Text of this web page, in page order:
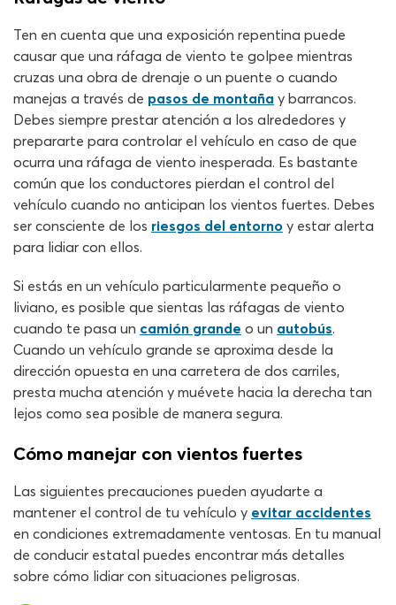
Ten en cuenta que una exposición repentina puede
causar que una ráfaga de viento te golpee mientras
cruzas una obra de drenaje o un puente o cuando
manejas a través de pasos de montaña y barrancos.
Debes siempre prestar atención a los alrededores y
prepararte para controlar el vehículo en caso de que
ocurra una ráfaga de viento inesperada. Es bastante
común que los conductores pierdan el control del
vehículo cuando no anticipan los vientos fuertes. Debes
ser consciente de los riesgos del entorno y estar alerta
para lidiar con ellos.
Si estás en un vehículo particularmente pequeño o
liviano, es posible que sientas las ráfagas de viento
cuando te pasa un camión grande o un autobús.
Cuando un vehículo grande se aproxima desde la
dirección opuesta en una carretera de dos carriles,
presta mucha atención y muévete hacia la derecha tan
lejos como sea posible de manera segura.
Cómo manejar con vientos fuertes
Las siguientes precauciones pueden ayudarte a
mantener el control de tu vehículo y evitar accidentes
en condiciones extremadamente ventosas. En tu manual
de conducir estatal puedes encontrar más detalles
sobre cómo lidiar con situaciones peligrosas.